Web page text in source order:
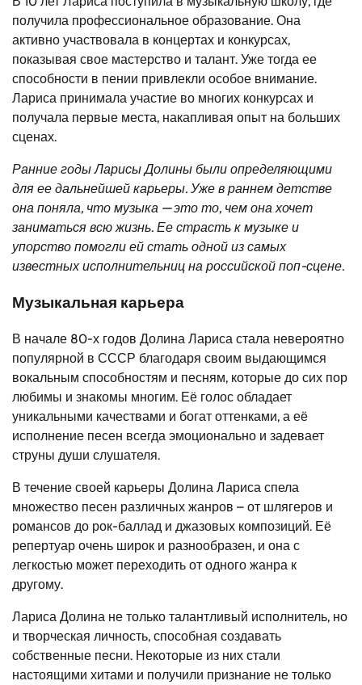
получила профессиональное образование. Она
активно участвовала в концертах и конкурсах,
показывая свое мастерство и талант. Уже тогда ее
способности в пении привлекли особое внимание.
Лариса принимала участие во многих конкурсах и
получала первые места, накапливая опыт на больших
сценах.
Ранние годы Ларисы Долины были определяющими
для ее дальнейшей карьеры. Уже в раннем детстве
она поняла, что музыка — это то, чем она хочет
заниматься всю жизнь. Ее страсть к музыке и
упорство помогли ей стать одной из самых
известных исполнительниц на российской поп-сцене.
Музыкальная карьера
В начале 80-х годов Долина Лариса стала невероятно
популярной в СССР благодаря своим выдающимся
вокальным способностям и песням, которые до сих пор
любимы и знакомы многим. Её голос обладает
уникальными качествами и богат оттенками, а её
исполнение песен всегда эмоционально и задевает
струны души слушателя.
В течение своей карьеры Долина Лариса спела
множество песен различных жанров – от шлягеров и
романсов до рок-баллад и джазовых композиций. Её
репертуар очень широк и разнообразен, и она с
легкостью может переходить от одного жанра к
другому.
Лариса Долина не только талантливый исполнитель, но
и творческая личность, способная создавать
собственные песни. Некоторые из них стали
настоящими хитами и получили признание не только